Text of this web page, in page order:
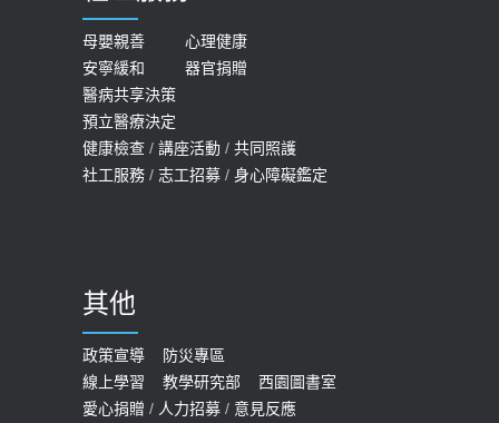
女性必看國健署公費懶人包！這幾項檢
查完全免費 沒做虧大了
2026-05-14
一定得換人工關節
2019-10-08
20歲迪士尼男星因癲癇猝逝 老人小
孩最好發、醫師點出8大前兆
2019-07-09
預約
2022-01-07
母嬰親善
心理健康
安寧緩和
器官捐贈
醫病共享決策
預立醫療決定
健康檢查 / 講座活動 / 共同照護
社工服務 / 志工招募 / 身心障礙鑑定
其他
政策宣導
防災專區
線上學習
教學研究部
西園圖書室
愛心捐贈 / 人力招募 / 意見反應